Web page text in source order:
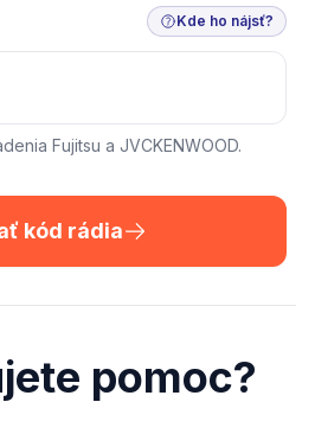
Kde ho nájsť?
Fujitsu a JVCKENWOOD.
kód rádia
pomoc?